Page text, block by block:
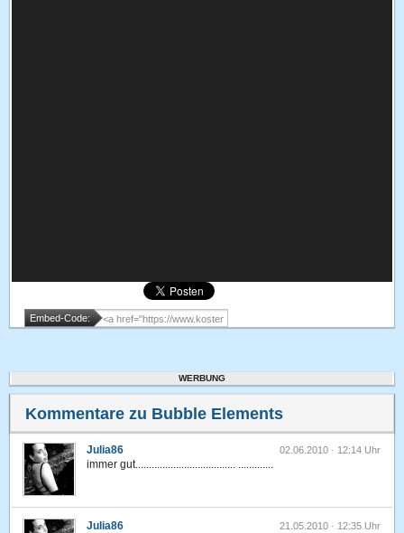
Embed-Code:
WERBUNG
Kommentare zu Bubble Elements
Julia86 02.06.2010 · 12:14 Uhr
immer gut..................................... .............
Julia86 21.05.2010 · 12:35 Uhr